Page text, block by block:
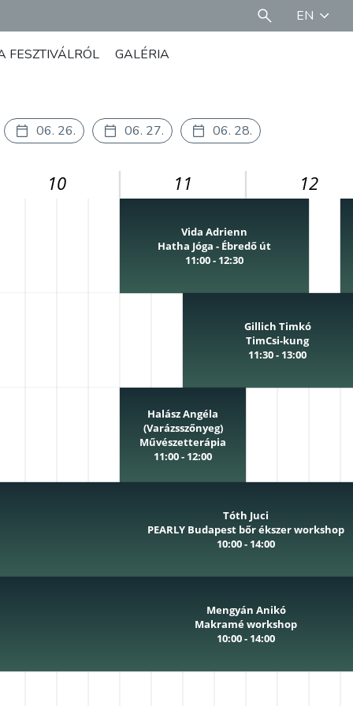
EN
FESZTIVÁLRÓL GALÉRIA
06. 26. 06. 27. 06. 28.
10 11 12
Vida Adrienn
Hatha Jóga - Ébredő út
11:00 - 12:30
Gillich Timkó
TimCsi-kung
11:30 - 13:00
Halász Angéla
(Varázsszőnyeg)
Művészetterápia
11:00 - 12:00
Tóth Juci
PEARLY Budapest bőr ékszer workshop
10:00 - 14:00
Mengyán Anikó
Makramé workshop
10:00 - 14:00